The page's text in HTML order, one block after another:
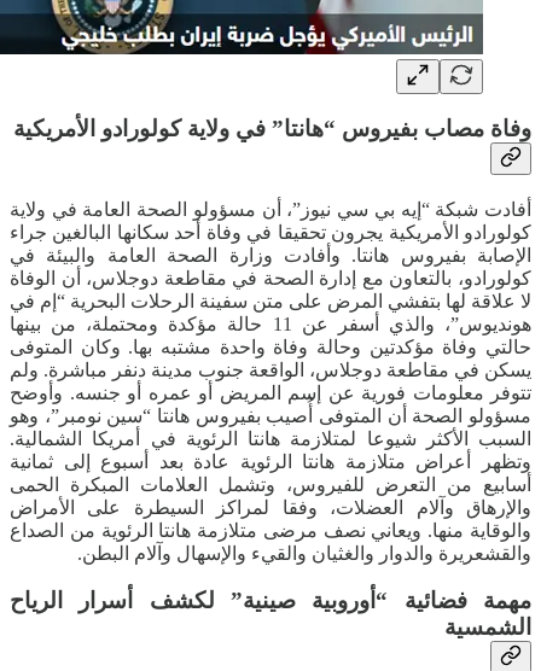
وفاة مصاب بفيروس “هانتا” في ولاية كولورادو الأمريكية
أفادت شبكة “إيه بي سي نيوز”، أن مسؤولو الصحة العامة في ولاية
كولورادو الأمريكية يجرون تحقيقا في وفاة أحد سكانها البالغين جراء
الإصابة بفيروس هانتا. وأفادت وزارة الصحة العامة والبيئة في
كولورادو، بالتعاون مع إدارة الصحة في مقاطعة دوجلاس، أن الوفاة
لا علاقة لها بتفشي المرض على متن سفينة الرحلات البحرية “إم في
هونديوس”، والذي أسفر عن 11 حالة مؤكدة ومحتملة، من بينها
حالتي وفاة مؤكدتين وحالة وفاة واحدة مشتبه بها. وكان المتوفى
يسكن في مقاطعة دوجلاس، الواقعة جنوب مدينة دنفر مباشرة. ولم
تتوفر معلومات فورية عن إسم المريض أو عمره أو جنسه. وأوضح
مسؤولو الصحة أن المتوفى أُصيب بفيروس هانتا “سين نومبر”، وهو
السبب الأكثر شيوعا لمتلازمة هانتا الرئوية في أمريكا الشمالية.
وتظهر أعراض متلازمة هانتا الرئوية عادة بعد أسبوع إلى ثمانية
أسابيع من التعرض للفيروس، وتشمل العلامات المبكرة الحمى
والإرهاق وآلام العضلات، وفقا لمراكز السيطرة على الأمراض
والوقاية منها. ويعاني نصف مرضى متلازمة هانتا الرئوية من الصداع
والقشعريرة والدوار والغثيان والقيء والإسهال وآلام البطن.
مهمة فضائية “أوروبية صينية” لكشف أسرار الرياح
الشمسية